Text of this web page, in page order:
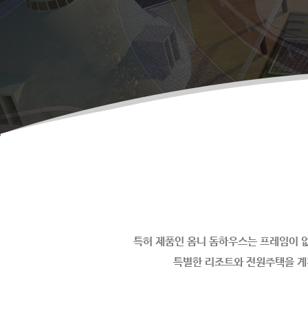
특허 제품인 옴니 돔하우스는 프레임이
특별한 리조트와 전원주택을